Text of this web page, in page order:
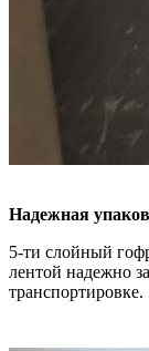
Надежная
5-ти слойный
лентой надежно
транспортировке.